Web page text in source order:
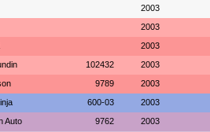
2003
2003
2003
102432 2003
9789 2003
600-03 2003
Auto 9762 2003